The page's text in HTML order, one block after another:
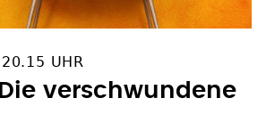
UHR
verschwundene